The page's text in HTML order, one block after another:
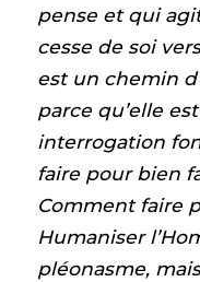
pense et qui
cesse de soi
est un chemin
parce qu’elle
interrogation
faire pour bien
Comment faire
Humaniser
pléonasme,